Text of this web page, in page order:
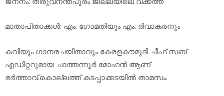
മാതാപിതാക്കള്‍: എം. ഗോമതിയും എം. ദിവാകരനും
കവിയും ഗാനരചയിതാവും കേരളകൗമുദി ചീഫ് സബ്
എഡിറ്ററുമായ ചാത്തന്നൂര്‍ മോഹന്‍ ആണ്
ഭര്‍ത്താവ്.കൊല്ലത്ത് കടപ്പാക്കടയില്‍ താമസം.